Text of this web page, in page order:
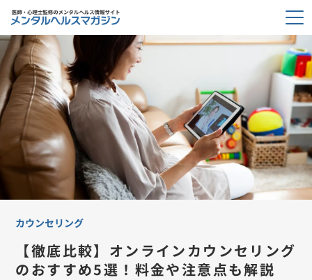
カウンセリング
【徹底比較】オンラインカウンセリング
のおすすめ5選！料金や注意点も解説